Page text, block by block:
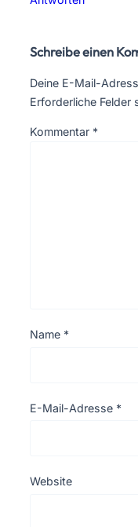
Schreibe einen
Deine E-Mail-
Erforderliche Felder
Kommentar *
Name *
E-Mail-Adresse *
Website